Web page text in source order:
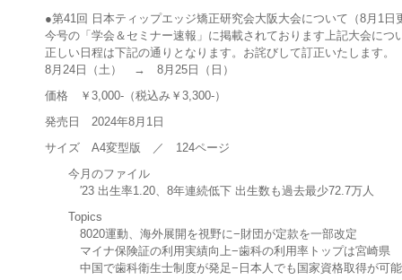
●第41回 日本ティップエッジ矯正研究会大阪大会について（8月1日
今号の「学会＆セミナー速報」に掲載されております上記大会につ
正しい日程は下記の通りとなります。お詫びして訂正いたします。
8月24日（土） → 8月25日（日）
価格 ￥3,000-（税込み￥3,300-）
発売日 2024年8月1日
サイズ A4変型版 ／ 124ページ
今月のファイル
′23 出生率1.20、8年連続低下 出生数も過去最少72.7万人
Topics
8020運動、海外展開を視野に−財団が定款を一部改定
マイナ保険証の利用実績向上−歯科の利用率トップは宮崎県
中国で歯科衛生士制度が発足−日本人でも国家資格取得が可